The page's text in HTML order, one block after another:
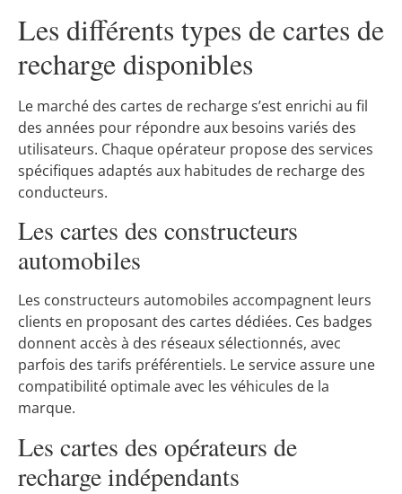
Les différents types de cartes de
recharge disponibles
Le marché des cartes de recharge s’est enrichi au fil
des années pour répondre aux besoins variés des
utilisateurs. Chaque opérateur propose des services
spécifiques adaptés aux habitudes de recharge des
conducteurs.
Les cartes des constructeurs
automobiles
Les constructeurs automobiles accompagnent leurs
clients en proposant des cartes dédiées. Ces badges
donnent accès à des réseaux sélectionnés, avec
parfois des tarifs préférentiels. Le service assure une
compatibilité optimale avec les véhicules de la
marque.
Les cartes des opérateurs de
recharge indépendants